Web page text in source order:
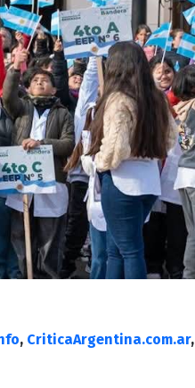
, CriticaArgentina.com.ar,